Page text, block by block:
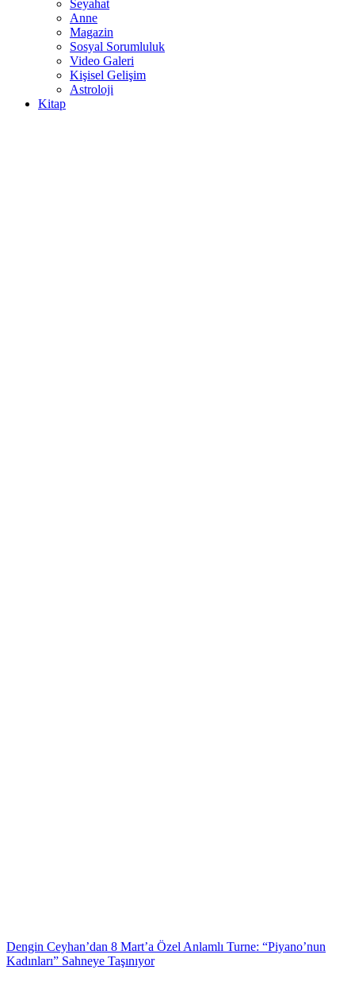
Seyahat
Anne
Magazin
Sosyal Sorumluluk
Video Galeri
Kişisel Gelişim
Astroloji
Kitap
Dengin Ceyhan’dan 8 Mart’a Özel Anlamlı Turne: “Piyano’nun
Kadınları” Sahneye Taşınıyor